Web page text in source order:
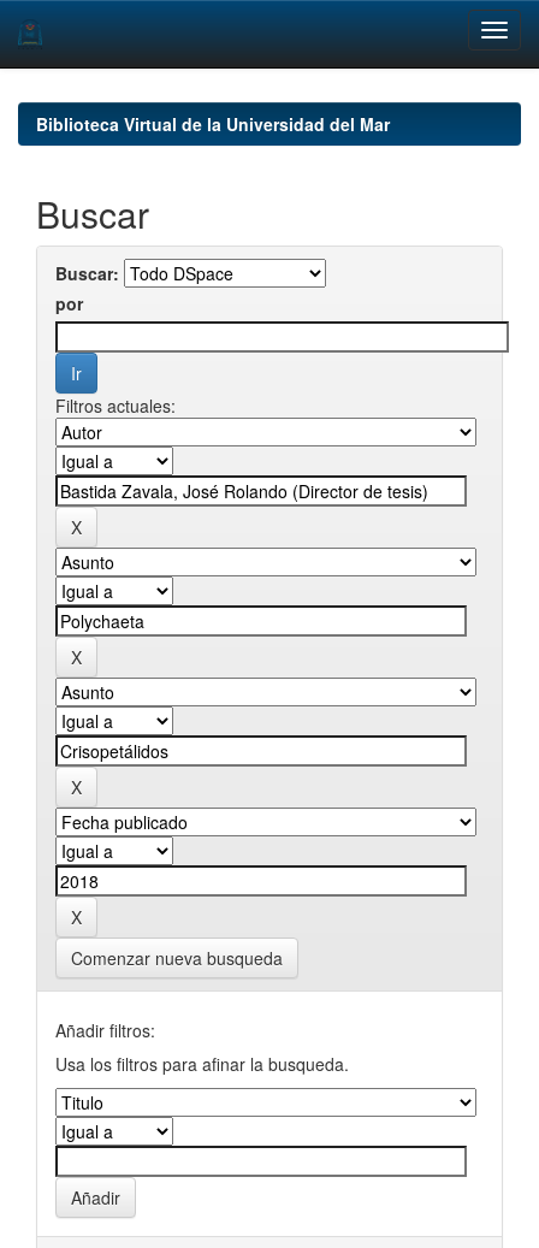
navigationBiblioteca Virtual de la Universidad del Mar
Buscar
Buscar:
por
Filtros actuales:
Comenzar nueva busqueda
Añadir filtros:
Usa los filtros para afinar la busqueda.